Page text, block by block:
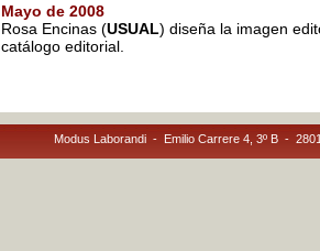
Mayo de 2008
Rosa Encinas (USUAL) diseña la imagen
catálogo editorial.
Modus Laborandi - Emilio Carrere 4, 3º B -